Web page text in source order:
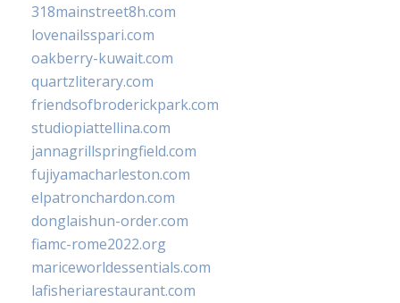
318mainstreet8h.com
lovenailsspari.com
oakberry-kuwait.com
quartzliterary.com
friendsofbroderickpark.com
studiopiattellina.com
jannagrillspringfield.com
fujiyamacharleston.com
elpatronchardon.com
donglaishun-order.com
fiamc-rome2022.org
mariceworldessentials.com
lafisheriarestaurant.com